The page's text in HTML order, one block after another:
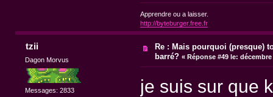
Apprendre ou a laisser.
http://byteburger.free.fr
tzii
Dagon Morvus
Messages: 2833
Re : Mais pourquoi (presque)
barré? « Réponse #49 le: décembre
je suis sur que